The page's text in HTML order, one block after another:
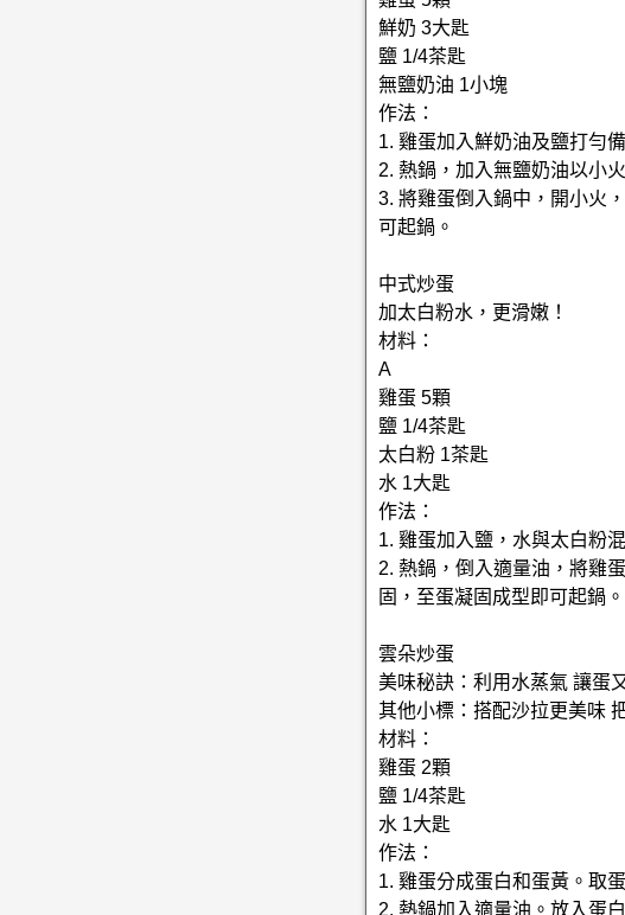
鮮奶 3大匙
鹽 1/4茶匙
無鹽奶油 1小塊
作法：
1. 雞蛋加入鮮奶油及鹽打勻
2. 熱鍋，加入無鹽奶油以小
3. 將雞蛋倒入鍋中，開小火
可起鍋。
中式炒蛋
加太白粉水，更滑嫩！
材料：
A
雞蛋 5顆
鹽 1/4茶匙
太白粉 1茶匙
水 1大匙
作法：
1. 雞蛋加入鹽，水與太白粉
2. 熱鍋，倒入適量油，將雞
固，至蛋凝固成型即可起鍋。
雲朵炒蛋
美味秘訣：利用水蒸氣 讓蛋
其他小標：搭配沙拉更美味
材料：
雞蛋 2顆
鹽 1/4茶匙
水 1大匙
作法：
1. 雞蛋分成蛋白和蛋黃。取
2. 熱鍋加入適量油。放入蛋